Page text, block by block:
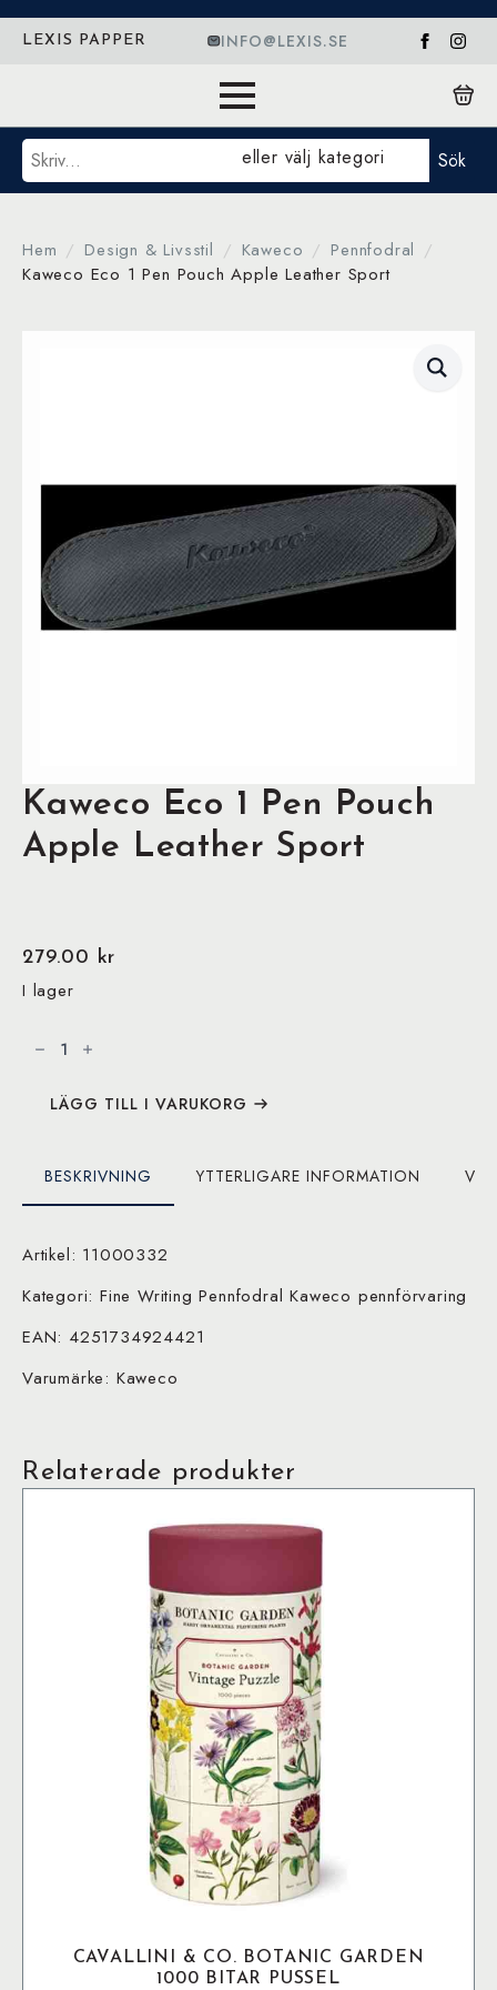
LEXIS PAPPER INFO@LEXIS.SE
Sök eller välj kategori Sök
Hem Design & Livsstil Kaweco
Pennfodral
Kaweco Eco 1 Pen Pouch Apple Leather Sport
Kaweco Eco 1 Pen Pouch
Apple Leather Sport
279.00 kr
I lager
AppleLÄGG TILL I VARUKORG
BESKRIVNING YTTERLIGARE INFORMATION
Artikel: 11000332
Kategori: Fine Writing Pennfodral Kaweco pennförvaring
EAN: 4251734924421
Varumärke: Kaweco
Relaterade produkter
CAVALLINI & CO. BOTANIC GARDEN
1000 BITAR PUSSEL